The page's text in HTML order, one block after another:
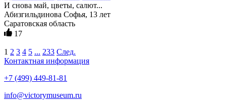
И снова май, цветы, салют...
Абизгильдинова Софья, 13 лет
Саратовская область
17
1 2 3 4 5 ... 233 След.
Контактная информация
+7 (499) 449-81-81
info@victorymuseum.ru